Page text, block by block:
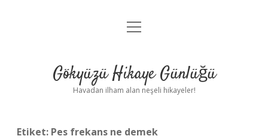
Anasayfa
Yasal Uyarı
menüyü
Gökyüzü Hikaye Günlüğü
Havadan ilham alan neşeli hikayeler!
Etiket: Pes frekans ne demek